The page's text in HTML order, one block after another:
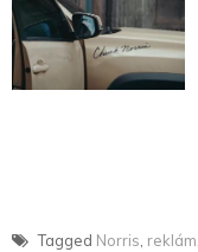
Tagged Norris reklám